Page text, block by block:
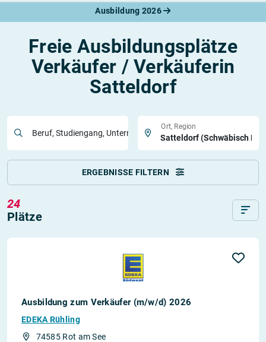
Ausbildung 2026
Freie Ausbildungsplätze
Verkäufer / Verkäuferin
Satteldorf
Beruf, Studiengang, Unternehmen
Ort, Region
ERGEBNISSE FILTERN
24
Plätze
Ausbildung zum Verkäufer (m/w/d) 2026
EDEKA Rühling
74585 Rot am See